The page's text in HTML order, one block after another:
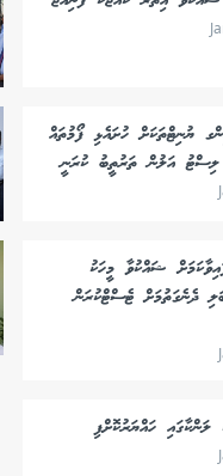
ޔުނިޓްތަކަށް ހުށައެޅި ފޯމުތައް
ލިސްޓު އަލުން ތަރުތީބު ކުރަނީ
ޝައްކުވާ މީހަކު
ދެނެގަތުމަށް ޓެސްޓްކުރަން